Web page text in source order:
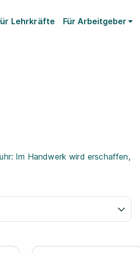
Lehrkräfte Für Arbeitgeber
Im Handwerk wird erschaffen,